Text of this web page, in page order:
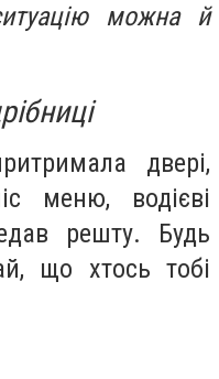
можна й
двері,
меню, водієві
решту. Будь
що хтось тобі